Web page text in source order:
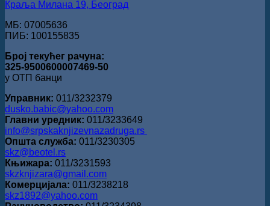
Краља Милана 19, Београд
МБ: 07005636
ПИБ: 100155835
Број текућег рачуна:
325-9500600007469-50
у ОТП банци
Управник: 011/3232379
dusko.babic@yahoo.com
Главни уредник: 011/3233649
info@srpskaknjizevnazadruga.rs
Општа служба: 011/3230305
skz@beotel.rs
Књижара: 011/3231593
skzknjizara@gmail.com
Комерцијала: 011/3238218
skz1892@yahoo.com